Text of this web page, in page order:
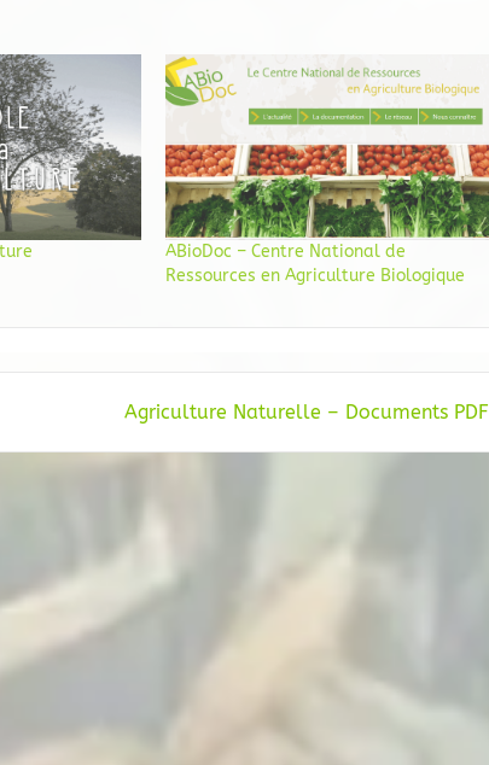
ABioDoc – Centre National de
Ressources en Agriculture Biologique
Agriculture Naturelle – Documents PDF